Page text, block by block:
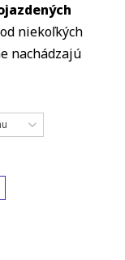
niekoľkých
nachádzajú